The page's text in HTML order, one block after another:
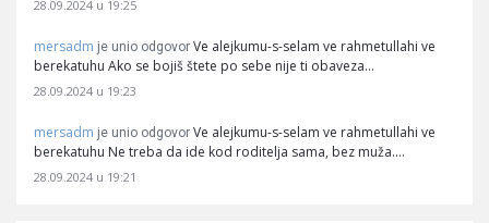
28.09.2024 u 19:25
mersadm je unio odgovor Ve alejkumu-s-selam ve rahmetullahi ve
berekatuhu Ako se bojiš štete po sebe nije ti obaveza…
28.09.2024 u 19:23
mersadm je unio odgovor Ve alejkumu-s-selam ve rahmetullahi ve
berekatuhu Ne treba da ide kod roditelja sama, bez muža.…
28.09.2024 u 19:21